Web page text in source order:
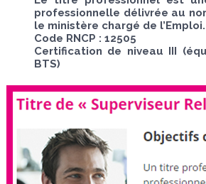
professionnelle délivrée au
le ministère chargé de l’Emploi.
Code RNCP : 12505
Certification de niveau III
BTS)